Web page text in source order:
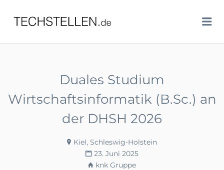
TECHSTELLEN.DE
Duales Studium
Wirtschaftsinformatik (B.Sc.) an
der DHSH 2026
Kiel, Schleswig-Holstein
23. Juni 2025
knk Gruppe